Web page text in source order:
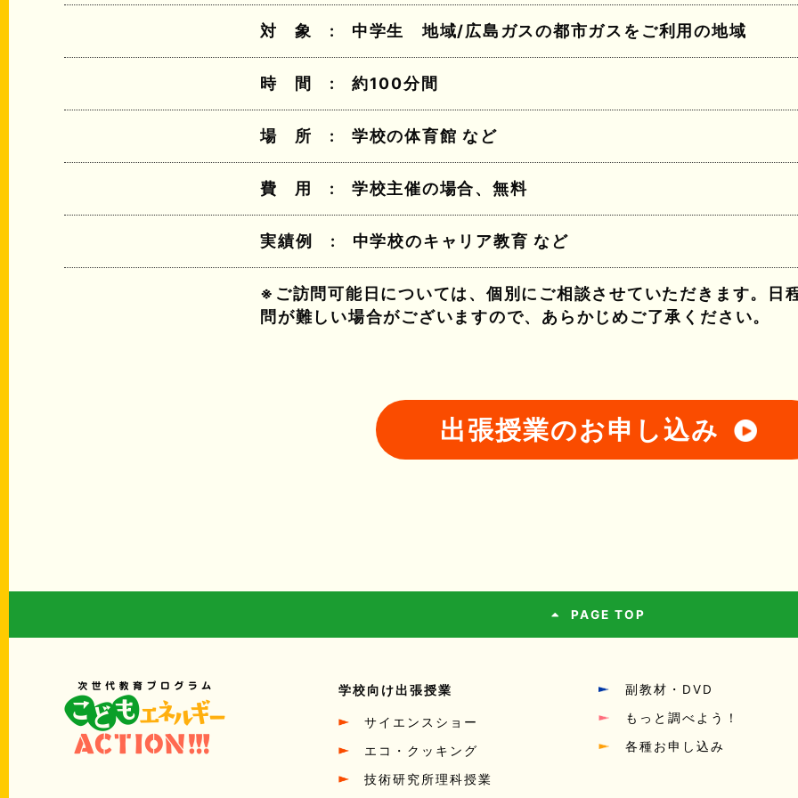
対象 中学生 地域/広島ガスの都市ガスをご利用の地域
時 間 約100分間
場 所 学校の体育館 など
費 用 学校主催の場合、無料
実績例 中学校のキャリア教育 など
※ご訪問可能日については、個別にご相談させていただきます。日
問が難しい場合がございますので、あらかじめご了承ください。
出張授業のお申し込み
PAGE TOP
学校向け出張授業
サイエンスショー
エコ・クッキング
技術研究所理科授業
副教材・DVD
もっと調べよう！
各種お申し込み